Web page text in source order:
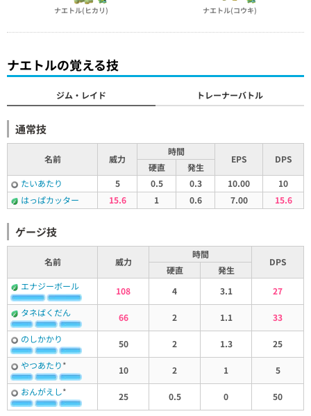
ナエトル(ヒカリ) ナエトル(コウキ)
ナエトルの覚える技
ジム・レイド トレーナーバトル
通常技
名前 威力
時間
EPS DPS
硬直
発生
たいあたり
5 0.5 0.3 10.00
10
はっぱカッター
15.6 1 0.6 7.00 15.6
ゲージ技
名前 威力
時間
DPS
硬直
発生
エナジーボール
108 4 3.1
27
タネばくだん
66 2 1.1
33
のしかかり
50 2 1.3
25
やつあたり* 10 2 1
5
おんがえし* 25 0.5 0 50